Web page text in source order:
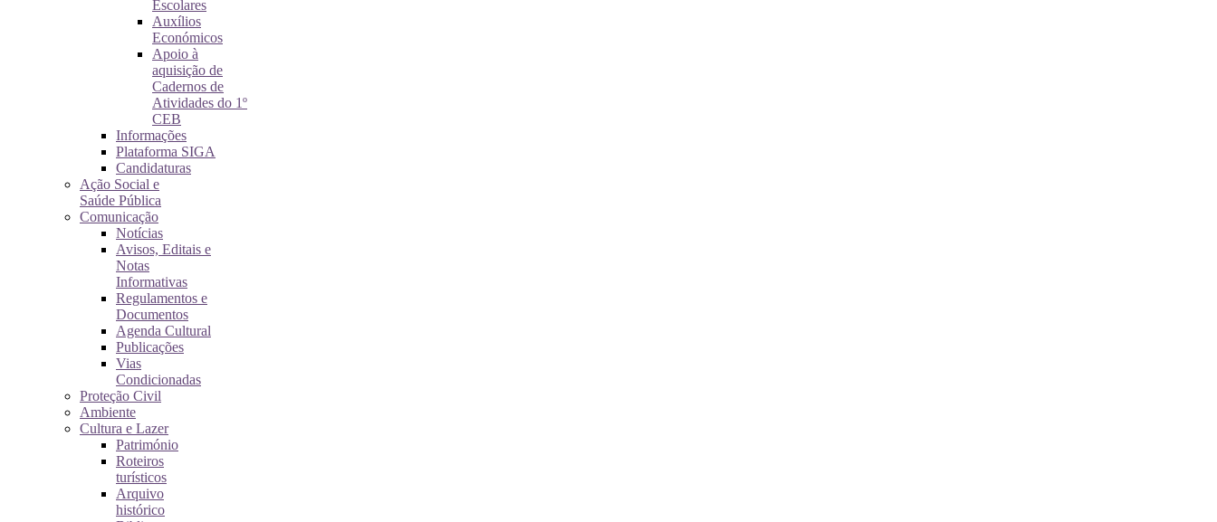
Escolares
Auxílios
Económicos
Apoio à
aquisição de
Cadernos de
Atividades do 1º
CEB
Informações
Plataforma SIGA
Candidaturas
Ação Social e
Saúde Pública
Comunicação
Notícias
Avisos, Editais e
Notas
Informativas
Regulamentos e
Documentos
Agenda Cultural
Publicações
Vias
Condicionadas
Proteção Civil
Ambiente
Cultura e Lazer
Património
Roteiros
turísticos
Arquivo
histórico